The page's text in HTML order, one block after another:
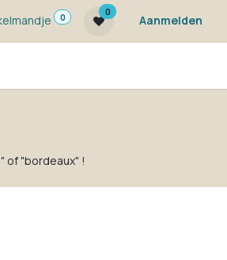
0
0
Aanmelden
of "bordeaux" !